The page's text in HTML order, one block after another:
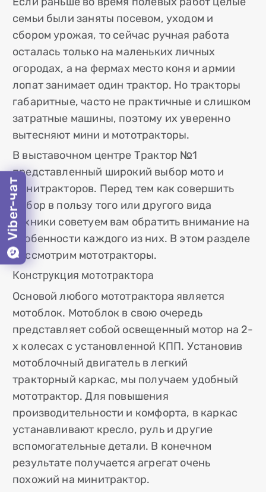
семьи были заняты посевом, уходом и
сбором урожая, то сейчас ручная работа
осталась только на маленьких личных
огородах, а на фермах место коня и армии
лопат занимает один трактор. Но тракторы
габаритные, часто не практичные и слишком
затратные машины, поэтому их уверенно
вытесняют мини и мототракторы.
В выставочном центре Трактор №1
представленный широкий выбор мото и
минитракторов. Перед тем как совершить
выбор в пользу того или другого вида
техники советуем вам обратить внимание на
особенности каждого из них. В этом разделе
рассмотрим мототракторы.
Конструкция мототрактора
Основой любого мототрактора является
мотоблок. Мотоблок в свою очередь
представляет собой освещенный мотор на 2-
х колесах с установленной КПП. Установив
мотоблочный двигатель в легкий
тракторный каркас, мы получаем удобный
мототрактор. Для повышения
производительности и комфорта, в каркас
устанавливают кресло, руль и другие
вспомогательные детали. В конечном
результате получается агрегат очень
похожий на минитрактор.
Viber-чат